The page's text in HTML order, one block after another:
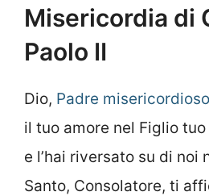
Misericordia di
Paolo II
Dio, Padre misericordioso
il tuo amore nel Figlio
e l’hai riversato su di noi
Santo, Consolatore, ti